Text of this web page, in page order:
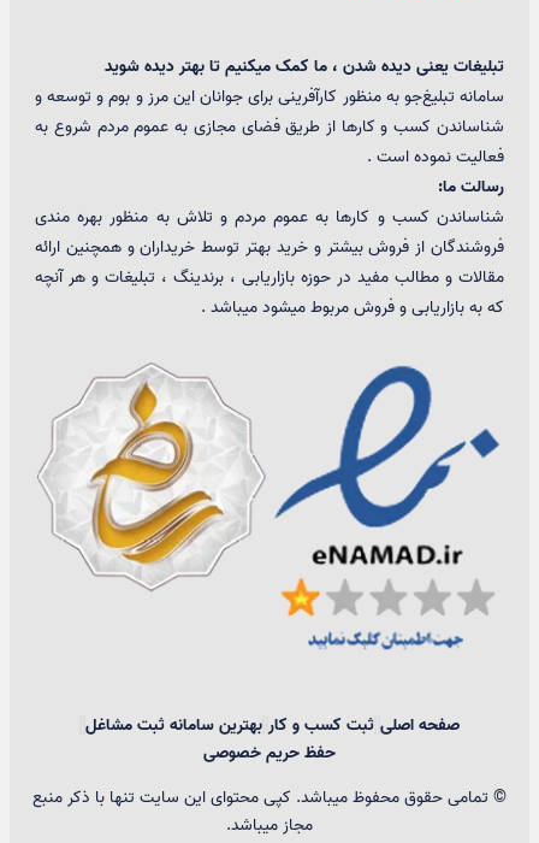
تبلیغات یعنی دیده شدن ، ما کمک میکنیم تا بهتر دیده شوید
سامانه تبلیغ‌جو به منظور کارآفرینی برای جوانان این مرز و بوم و توسعه و
شناساندن کسب و کارها از طریق فضای مجازی به عموم مردم شروع به
فعالیت نموده است .
رسالت ما:
شناساندن کسب و کارها به عموم مردم و تلاش به منظور بهره مندی
فروشندگان از فروش بیشتر و خرید بهتر توسط خریداران و همچنین ارائه
مقالات و مطالب مفید در حوزه بازاریابی ، برندینگ ، تبلیغات و هر آنچه
که به بازاریابی و فروش مربوط میشود میباشد .
صفحه اصلی ثبت کسب و کار بهترین سامانه ثبت مشاغل
حفظ حریم خصوصی
© تمامی حقوق محفوظ میباشد. کپی محتوای این سایت تنها با ذکر منبع
مجاز میباشد.